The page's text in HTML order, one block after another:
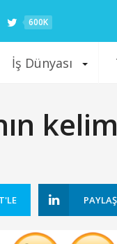
600K
İş Dünyası
PAYLAŞ